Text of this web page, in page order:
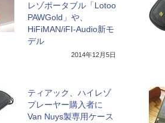
レゾポータブル「Lotoo
PAWGold」や、
HiFiMAN/iFI-Audio新モ
デル
2014年12月5日
ティアック、ハイレゾ
プレーヤー購入者に
Van Nuys製専用ケース